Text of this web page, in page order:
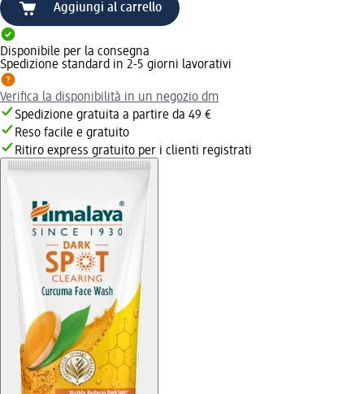
Aggiungi al carrello
Disponibile per la consegna
Spedizione standard in 2-5 giorni lavorativi
Verifica la disponibilità in un negozio dm
Spedizione gratuita a partire da 49 €
Reso facile e gratuito
Ritiro express gratuito per i clienti registrati